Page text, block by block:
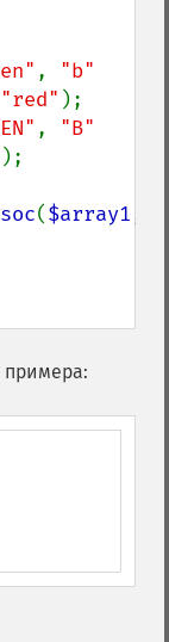
,
"red"
,
);
($array1
примера: